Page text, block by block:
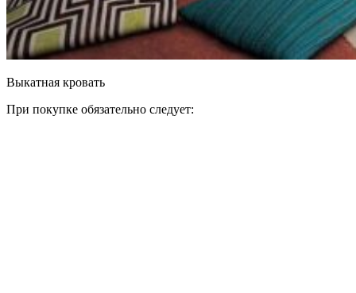
Выкатная кровать
При покупке обязательно следует: